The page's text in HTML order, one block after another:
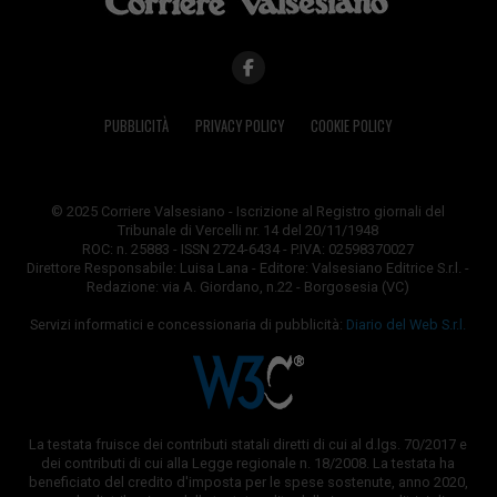
PUBBLICITÀ PRIVACY POLICY COOKIE POLICY
© 2025 Corriere Valsesiano - Iscrizione al Registro giornali del
Tribunale di Vercelli nr. 14 del 20/11/1948
ROC: n. 25883 - ISSN 2724-6434 - P.IVA: 02598370027
Direttore Responsabile: Luisa Lana - Editore: Valsesiano Editrice S.r.l. -
Redazione: via A. Giordano, n.22 - Borgosesia (VC)
Servizi informatici e concessionaria di pubblicità: Diario del Web S.r.l.
La testata fruisce dei contributi statali diretti di cui al d.lgs. 70/2017 e
dei contributi di cui alla Legge regionale n. 18/2008. La testata ha
beneficiato del credito d'imposta per le spese sostenute, anno 2020,